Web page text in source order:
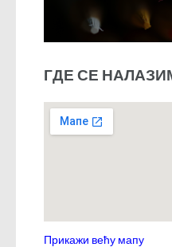
ГДЕ СЕ
Прикажи већу мапу